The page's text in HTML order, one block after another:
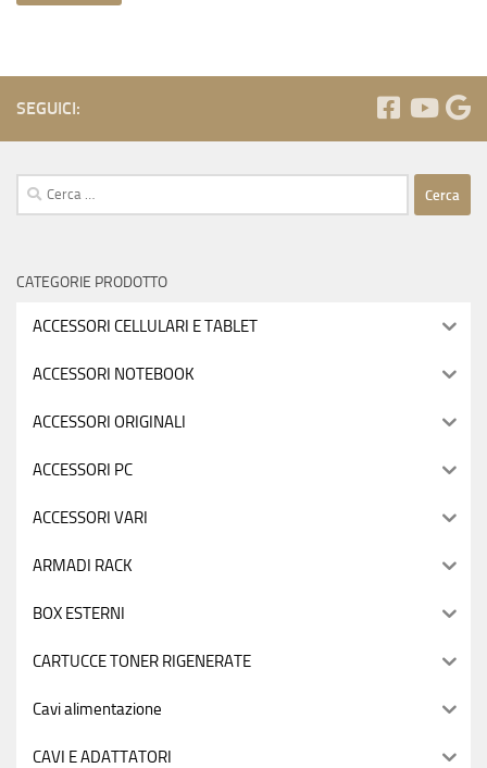
SEGUICI:
Ricerca
per:
CATEGORIE PRODOTTO
ACCESSORI CELLULARI E TABLET
ACCESSORI NOTEBOOK
ACCESSORI ORIGINALI
ACCESSORI PC
ACCESSORI VARI
ARMADI RACK
BOX ESTERNI
CARTUCCE TONER RIGENERATE
Cavi alimentazione
CAVI E ADATTATORI